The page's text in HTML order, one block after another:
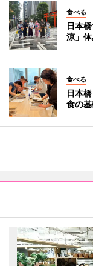
食べる
日本
涼」
食べる
日本
食の